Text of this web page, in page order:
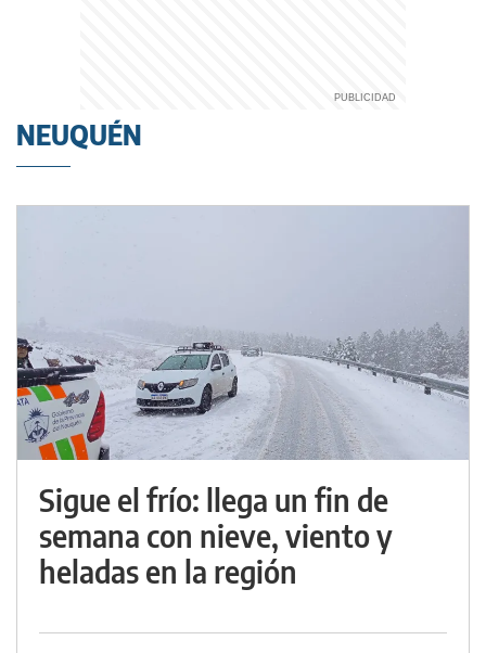
NEUQUÉN
Sigue el frío: llega un fin de
semana con nieve, viento y
heladas en la región